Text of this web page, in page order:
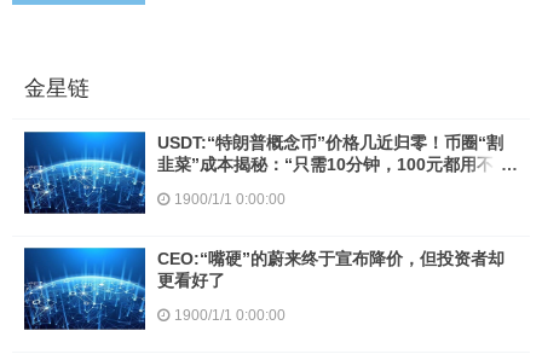
金星链
USDT:“特朗普概念币”价格几近归零！币圈“割
韭菜”成本揭秘：“只需10分钟，100元都用不
1900/1/1 0:00:00
CEO:“嘴硬”的蔚来终于宣布降价，但投资者却
更看好了
1900/1/1 0:00:00